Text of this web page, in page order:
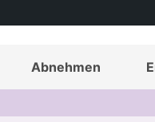
Abnehmen